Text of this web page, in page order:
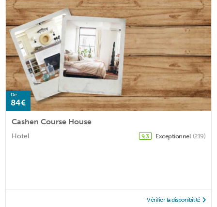
De
84€
Cashen Course House
Hotel 9,3 Exceptionnel (219)
Vérifier la disponibilité